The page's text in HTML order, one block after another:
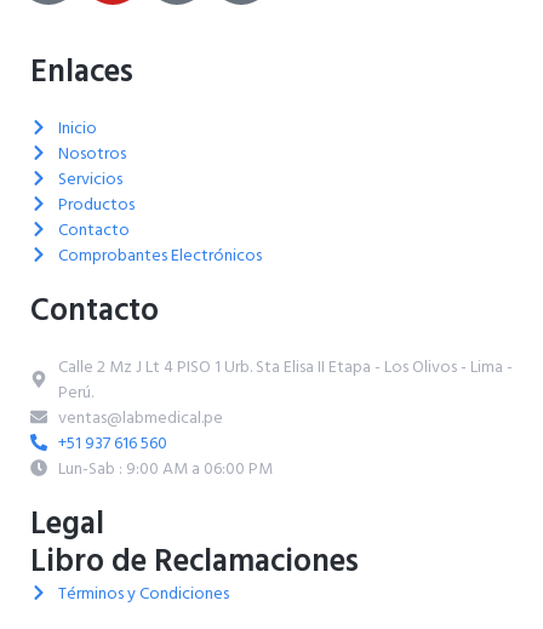
Enlaces
Inicio
Nosotros
Servicios
Productos
Contacto
Comprobantes Electrónicos
Contacto
Calle 2 Mz J Lt 4 PISO 1 Urb. Sta Elisa II Etapa - Los Olivos - Lima -
Perú.
ventas@labmedical.pe
+51 937 616 560
Lun-Sab : 9:00 AM a 06:00 PM
Legal
Libro de Reclamaciones
Términos y Condiciones